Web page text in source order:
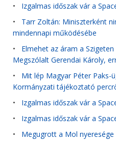
• Izgalmas időszak vár a
• Tarr Zoltán: Miniszterként
mindennapi működésébe
• Elmehet az áram a
Megszólalt Gerendai Károly,
• Mit lép Magyar Péter Paks-
Kormányzati tájékoztató
• Izgalmas időszak vár a
• Izgalmas időszak vár a
• Megugrott a Mol nyeresége